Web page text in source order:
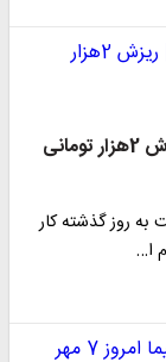
سقوط سنگین قیمت دلار آزاد در بازار تهران | ریزش 2هزار تومانی
به روز گذشته کار
ا…